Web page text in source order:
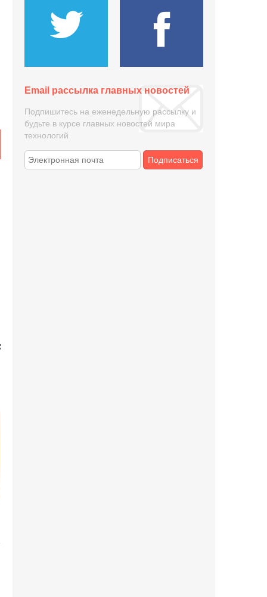
Email рассылка главных новостей
Подпишитесь на еженедельную рассылку и
будьте в курсе главных новостей мира
технологий
Подписаться